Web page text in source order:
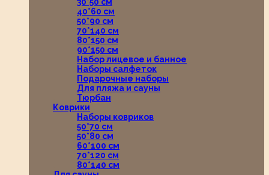
40*60 см
50*90 см
70*140 см
80*150 см
90*150 см
Набор лицевое и банное
Наборы салфеток
Подарочные наборы
Для пляжа и сауны
Тюрбан
Коврики
Наборы ковриков
50*70 см
50*80 см
60*100 см
70*120 см
80*140 см